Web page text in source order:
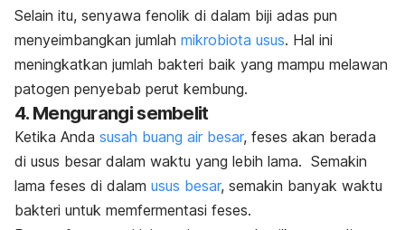
Selain itu, senyawa fenolik di dalam biji adas pun
menyeimbangkan jumlah mikrobiota usus. Hal ini
meningkatkan jumlah bakteri baik yang mampu melawan
patogen penyebab perut kembung.
4. Mengurangi sembelit
Ketika Anda susah buang air besar, feses akan berada
di usus besar dalam waktu yang lebih lama. Semakin
lama feses di dalam usus besar, semakin banyak waktu
bakteri untuk memfermentasi feses.